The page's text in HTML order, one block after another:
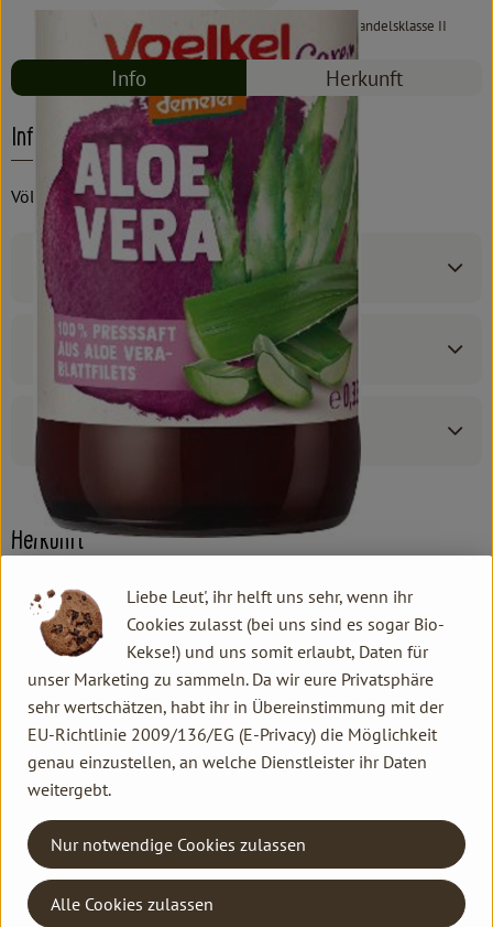
5,49 €/ 0,33 l 16,64 € 19% MwSt Handelsklasse II
Info Herkunft
Info
Völkel
Produktinformationen
Zutaten
Produktdatenblatt
Herkunft
Hersteller: Voelkel
Spanien
D 29478 Höhbeck
In unserer familiengeführten Naturkostsafterei im Norden
Deutschlands machen wir Saft so, dass alle etwas davon
haben: Unsere Kund*innen, Mitarbeiter*innen,
Anbaupartner*innen und besonders die Natur – und das seit
mehr als 85 Jahren. Wie wir das machen? Mit 100 % Bio und
Liebe Leut', ihr helft uns sehr, wenn ihr
Cookies zulasst (bei uns sind es sogar Bio-
Kekse!) und uns somit erlaubt, Daten für
unser Marketing zu sammeln. Da wir eure Privatsphäre
sehr wertschätzen, habt ihr in Übereinstimmung mit der
EU-Richtlinie 2009/136/EG (E-Privacy) die Möglichkeit
genau einzustellen, an welche Dienstleister ihr Daten
weitergebt.
Nur notwendige Cookies zulassen
Alle Cookies zulassen